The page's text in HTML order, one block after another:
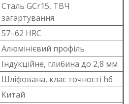
Сталь GCr15, ТВЧ
загартування
57–62 HRC
Алюмінієвий профіль
Індукційне, глибина до 2,8 мм
Шліфована, клас точності h6
Китай